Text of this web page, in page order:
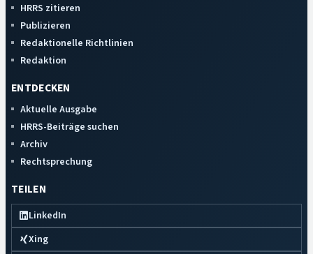
HRRS zitieren
Publizieren
Redaktionelle Richtlinien
Redaktion
ENTDECKEN
Aktuelle Ausgabe
HRRS-Beiträge suchen
Archiv
Rechtsprechung
TEILEN
LinkedIn
Xing